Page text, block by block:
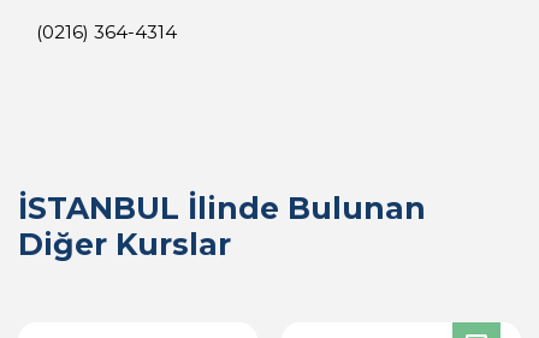
(0216) 364-4314
İSTANBUL İlinde Bulunan
Diğer Kurslar